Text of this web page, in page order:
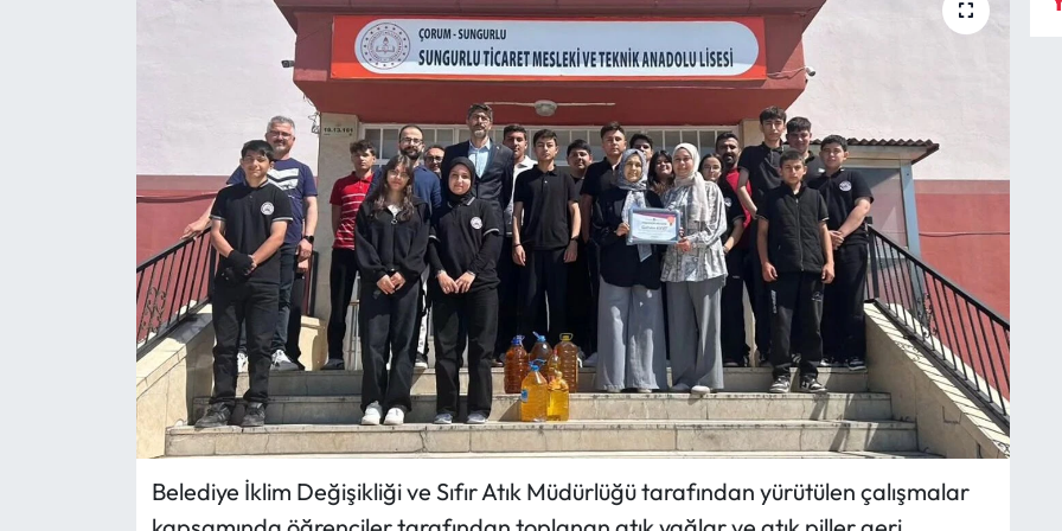
Belediye İklim Değişikliği ve Sıfır Atık Müdürlüğü tarafından yürütülen çalışmalar
İskilip Haberleri
Kargı Haberleri
Kimdir?
Kültür Sanat
Laçin Haberleri